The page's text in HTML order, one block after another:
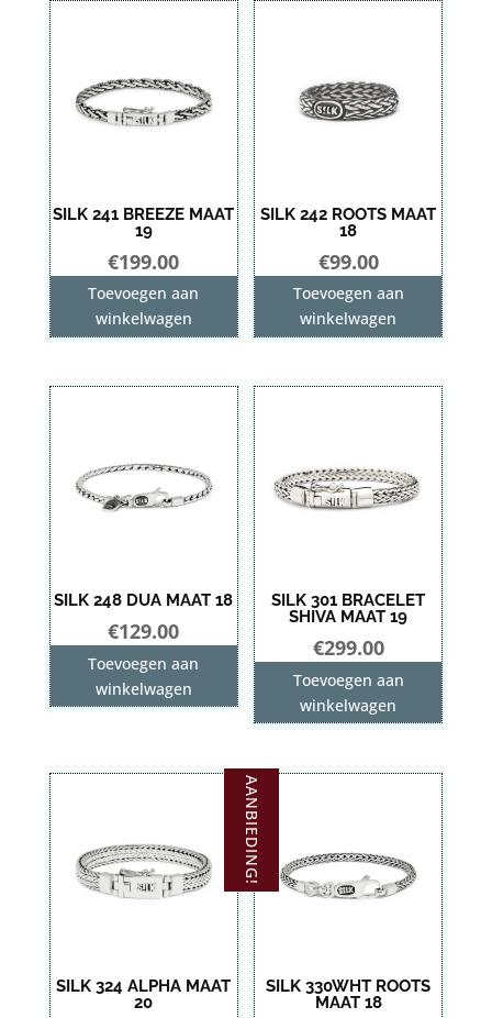
SILK 241 BREEZE MAAT
19
€199.00
Toevoegen aan
winkelwagen
SILK 242 ROOTS MAAT
18
€99.00
Toevoegen aan
winkelwagen
SILK 248 DUA MAAT 18
€129.00
Toevoegen aan
winkelwagen
SILK 301 BRACELET
SHIVA MAAT 19
€299.00
Toevoegen aan
winkelwagen
SILK 324 ALPHA MAAT
20
AANBIEDING!
SILK 330WHT ROOTS
MAAT 18